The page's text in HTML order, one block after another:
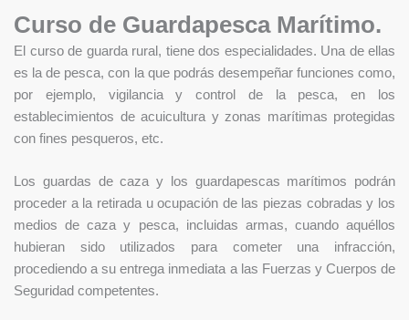
Curso de Guardapesca Marítimo.​
El curso de guarda rural, tiene dos especialidades. Una de ellas
es la de pesca, con la que podrás desempeñar funciones como,
por ejemplo, vigilancia y control de la pesca, en los
establecimientos de acuicultura y zonas marítimas protegidas
con fines pesqueros, etc.
Los guardas de caza y los guardapescas marítimos podrán
proceder a la retirada u ocupación de las piezas cobradas y los
medios de caza y pesca, incluidas armas, cuando aquéllos
hubieran sido utilizados para cometer una infracción,
procediendo a su entrega inmediata a las Fuerzas y Cuerpos de
Seguridad competentes.